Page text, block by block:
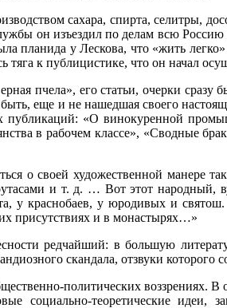
сахара, спирта, селитры,
он изъездил по делам всю
планида у Лескова, что «жить
тяга к публицистике, что он начал
пчела», его статьи, очерки
еще и не нашедшая своего
«О винокуренной
в рабочем классе», «Сводные
о своей художественной
и т. д. … Вот этот народный,
у краснобаев, у юродивых и
присутствиях и в монастырях…»
редчайший: в большую
скандала, отзвуки
политических
социально-теоретические идеи,